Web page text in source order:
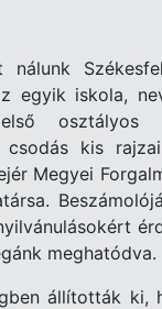
nálunk Szé
egyik iskola,
első osztályos
kis
ér Megyei
Beszámoló
érté
gánk meghatódva.
állították ki,